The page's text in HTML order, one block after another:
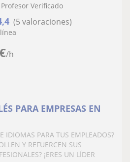
/h
Profesor Verificado
(5 valoraciones)
PARA EMPRESAS EN
IDIOMAS PARA TUS EMPLEADOS?
Y REFUERCEN SUS
¡ERES UN LÍDER